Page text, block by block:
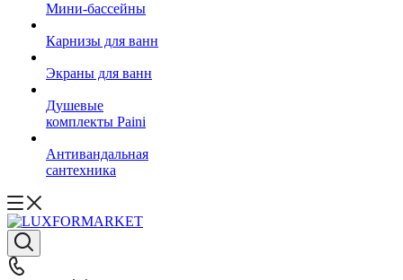
Мини-бассейны
Карнизы для ванн
Экраны для ванн
Душевые
комплекты Paini
Антивандальная
сантехника